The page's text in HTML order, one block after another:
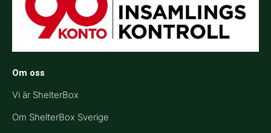
Om oss
Vi är ShelterBox
Om ShelterBox Sverige